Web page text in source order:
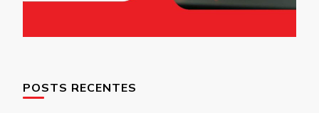
POSTS RECENTES